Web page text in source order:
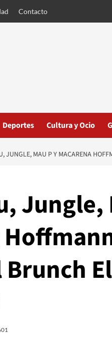
Contacto
Deportes Cultura y Ocio
JUNGLE, MAU P Y MACARENA
Jungle,